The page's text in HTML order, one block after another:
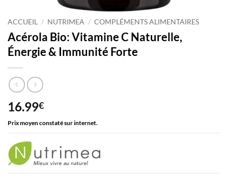
ACCUEIL / NUTRIMEA / COMPLÉMENTS ALIMENTAIRES
Acérola Bio: Vitamine C Naturelle,
Énergie & Immunité Forte
16.99€
Prix moyen constaté sur internet.